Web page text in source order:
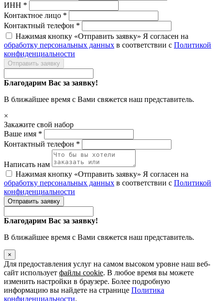
ИНН *
Контактное лицо *
Контактный телефон *
Нажимая кнопку «Отправить заявку» Я согласен на
обработку персональных данных в соответствии с Политикой
конфиденциальности
Отправить заявку
Благодарим Вас за заявку!
В ближайшее время с Вами свяжется наш представитель.
×
Закажите свой набор
Ваше имя *
Контактный телефон *
Написать нам
Нажимая кнопку «Отправить заявку» Я согласен на
обработку персональных данных в соответствии с Политикой
конфиденциальности
Отправить заявку
Благодарим Вас за заявку!
В ближайшее время с Вами свяжется наш представитель.
×
Для предоставления услуг на самом высоком уровне наш веб-
сайт использует файлы cookie. В любое время вы можете
изменить настройки в браузере. Более подробную
информацию вы найдете на странице Политика
конфиденциальности.